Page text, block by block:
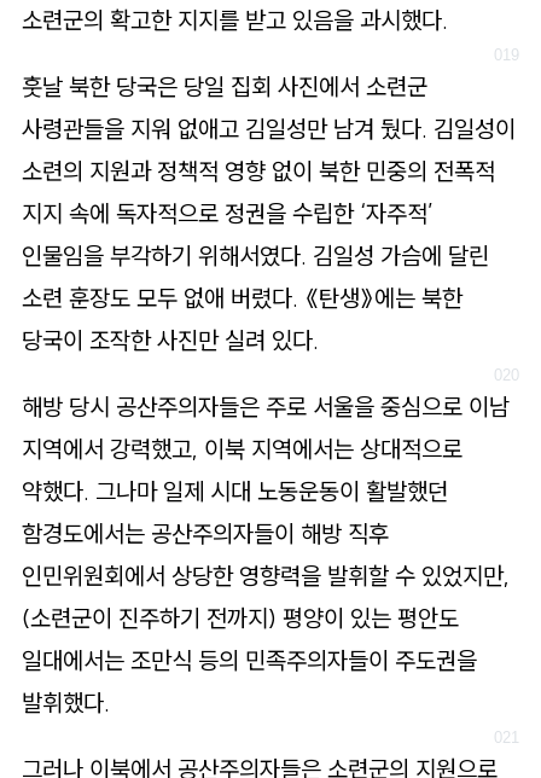
소련군의 확고한 지지를 받고 있음을 과시했다.
훗날 북한 당국은 당일 집회 사진에서 소련군
사령관들을 지워 없애고 김일성만 남겨 뒀다. 김일성이
소련의 지원과 정책적 영향 없이 북한 민중의 전폭적
지지 속에 독자적으로 정권을 수립한 ‘자주적’
인물임을 부각하기 위해서였다. 김일성 가슴에 달린
소련 훈장도 모두 없애 버렸다. 《탄생》에는 북한
당국이 조작한 사진만 실려 있다.
해방 당시 공산주의자들은 주로 서울을 중심으로 이남
지역에서 강력했고, 이북 지역에서는 상대적으로
약했다. 그나마 일제 시대 노동운동이 활발했던
함경도에서는 공산주의자들이 해방 직후
인민위원회에서 상당한 영향력을 발휘할 수 있었지만,
(소련군이 진주하기 전까지) 평양이 있는 평안도
일대에서는 조만식 등의 민족주의자들이 주도권을
발휘했다.
그러나 이북에서 공산주의자들은 소련군의 지원으로